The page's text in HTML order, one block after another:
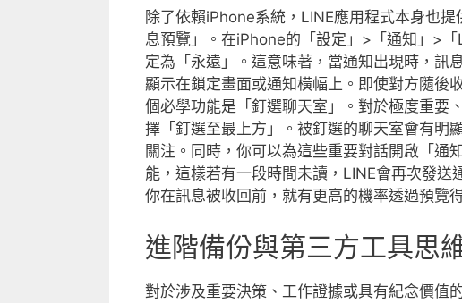
除了依賴iPhone系統，LINE應用程式本身也
息預覽」。在iPhone的「設定」>「通知」>
定為「永遠」。這意味著，當通知出現時，訊
顯示在鎖定畫面或通知橫幅上。即使對方隨後
個必學功能是「釘選聊天室」。對於極度重要
擇「釘選至最上方」。被釘選的聊天室會有明
關注。同時，你可以為這些重要對話開啟「通
能，這樣若有一段時間未讀，LINE會再次發
你在訊息被收回前，就有更高的機率透過預覽
進階備份與第三方工具思
對於涉及重要決策、工作證據或具有紀念價值